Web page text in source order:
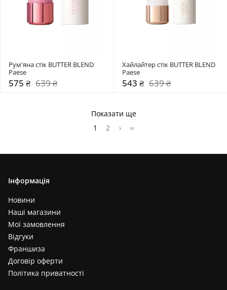
Рум'яна стік BUTTER BLEND
Paese
575 ₴ 639 ₴
Хайлайтер стік BUTTER BLEND
Paese
543 ₴ 639 ₴
Показати ще
1
2 › ››
Інформація
Новини
Наші магазини
Мої замовлення
Відгуки
Франшиза
Договір оферти
Політика приватності